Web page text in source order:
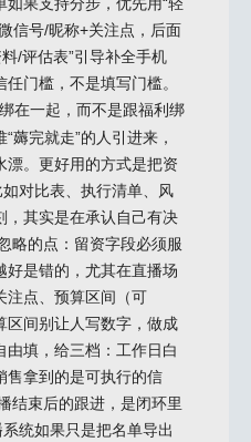
信号/昵称+关注点，后面
/评估表”引导补全手机
门槛，不是填写门槛。
在一起，而不是跟福利绑
薅完就走”的人引进来，
漂。更好用的方式是把资
对比表、执行清单、风
，其实是在承认自己有决
略的点：留资字段必须服
好是错的，尤其在直播场
注点、预算区间（可
区间别让人写数字，做成
由填，给三档：工作日白
售拿到的是可执行的信
结束后的跟进，是闭环里
统如果只是把名单导出